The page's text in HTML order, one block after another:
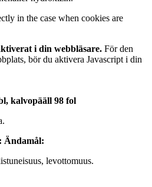
in the case when cookies are
i din webbläsare. För den
bör du aktivera Javascript i din
kalvopääll 98 fol
Ändamål:
levottomuus.